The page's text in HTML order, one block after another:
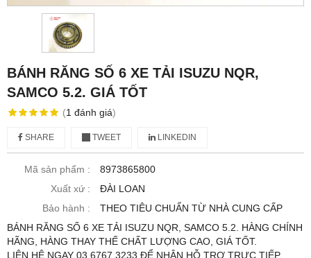
BÁNH RĂNG SỐ 6 XE TẢI ISUZU NQR,
SAMCO 5.2. GIÁ TỐT
(1 đánh giá)
SHARE TWEET LINKEDIN
Mã sản phẩm :
8973865800
Xuất xứ :
ĐÀI LOAN
Bảo hành :
THEO TIÊU CHUẨN TỪ NHÀ CUNG CẤP
BÁNH RĂNG SỐ 6 XE TẢI ISUZU NQR, SAMCO 5.2. HÀNG CHÍNH
HÃNG, HÀNG THAY THẾ CHẤT LƯỢNG CAO, GIÁ TỐT.
LIÊN HỆ NGAY 03 6767 3233 ĐỂ NHẬN HỖ TRỢ TRỰC TIẾP.